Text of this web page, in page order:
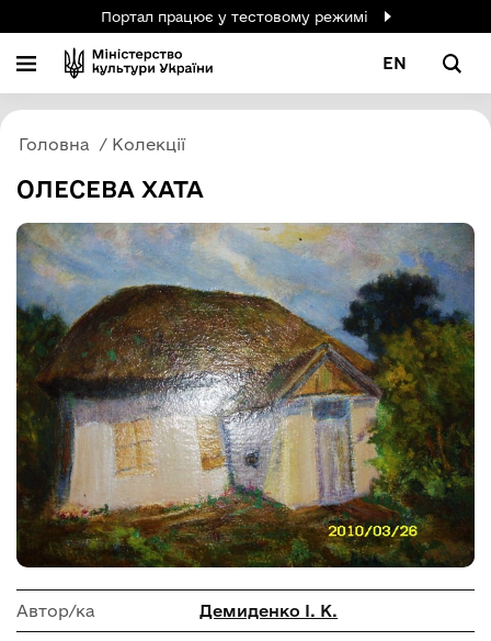
Портал працює у тестовому режимі
EN
Головна Колекції
ОЛЕСЕВА ХАТА
Автор/ка Демиденко І. К.